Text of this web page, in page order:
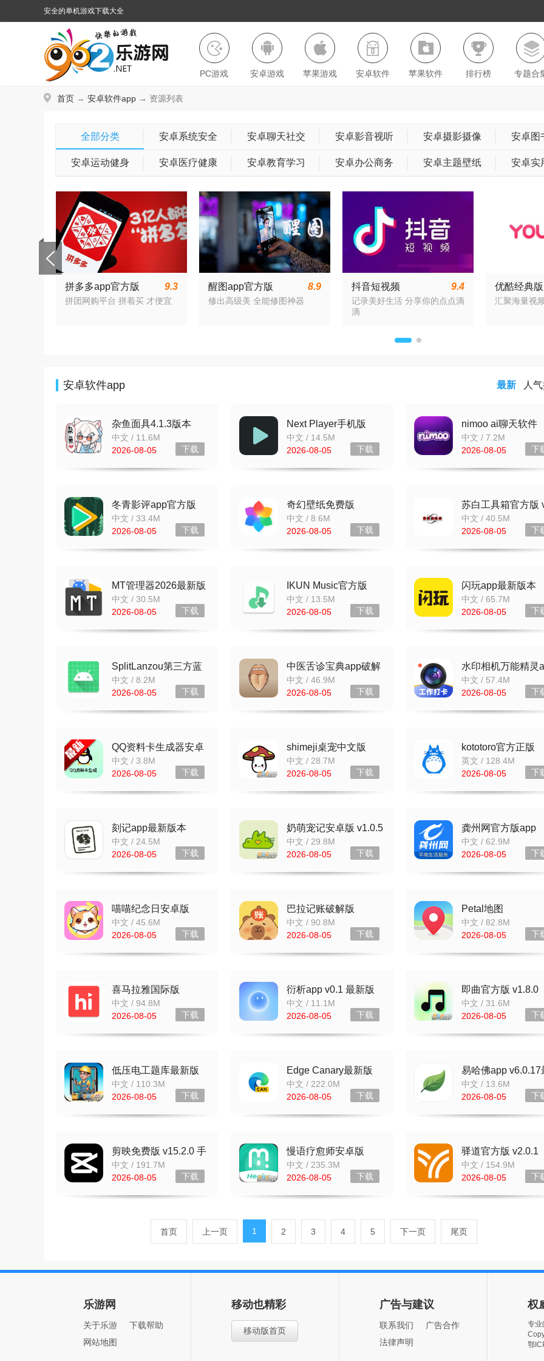
安全的单机游戏下载大全
PC游戏 安卓游戏 苹果游戏 安卓软件 苹果软件 排行榜 专题合
首页 → 安卓软件app → 资源列表
全部分类 安卓系统安全 安卓聊天社交 安卓影音视听 安卓摄影摄像 安卓图
安卓运动健身 安卓医疗健康 安卓教育学习 安卓办公商务 安卓主题壁纸 安卓实
拼多多app官方版
v8.16.0 安卓版
9.3
拼团网购平台 拼着买 才便宜
醒图app官方版
2026v15.0.0 安卓最
新版
8.9
修出高级美 全能修图神器
抖音短视频
appv37.8.0 最新版
9.4
记录美好生活 分享你的点点滴
滴
优酷经典版
版
汇聚海量视
安卓软件app 最新 人
杂鱼面具4.1.3版本
v4.1.3
中文 / 11.6M
2026-08-05
下载
Next Player手机版
v0.17.4
中文 / 14.5M
2026-08-05
下载
nimoo ai聊天软件
v1.0.0
中文 / 7.2M
2026-08-05
下
冬青影评app官方版
v6.8.2
中文 / 33.4M
2026-08-05
下载
奇幻壁纸免费版
v1.3.1.0 最新版
中文 / 8.6M
2026-08-05
下载
苏白工具箱官方版
中文 / 40.5M
2026-08-05
下
MT管理器2026最新版
v2.26.8安卓版
中文 / 30.5M
2026-08-05
下载
IKUN Music官方版
v1.7.6 最新版
中文 / 13.5M
2026-08-05
下载
闪玩app最新版本
v2.9.5
中文 / 65.7M
2026-08-05
下
SplitLanzou第三方蓝
奏云app v1.8.1-fix 最
新版本
中文 / 8.2M
2026-08-05
下载
中医舌诊宝典app破解
版 v1.0.4 去广告版
中文 / 46.9M
2026-08-05
下载
水印相机万能精灵
v1.0
中文 / 57.4M
2026-08-05
下
QQ资料卡生成器安卓
版 v1.0 去广告版
中文 / 3.8M
2026-08-05
下载
shimeji桌宠中文版
v9.8.0
中文 / 28.7M
2026-08-05
下载
kototoro官方正版
v1.9.1
英文 / 128.4M
2026-08-05
下
刻记app最新版本
v1.2.8
中文 / 24.5M
2026-08-05
下载
奶萌宠记安卓版 v1.0.5
中文 / 29.8M
2026-08-05
下载
龚州网官方版app
v6.0.0 最新版
中文 / 62.9M
2026-08-05
下
喵喵纪念日安卓版
v9.9.8 最新版
中文 / 45.6M
2026-08-05
下载
巴拉记账破解版
v1.0.27.27.250516 最
新版
中文 / 90.8M
2026-08-05
下载
Petal地图
v4.7.0.311(001)最
中文 / 82.8M
2026-08-05
下
喜马拉雅国际版
Himalaya v2.43.0安卓
版
中文 / 94.8M
2026-08-05
下载
衍析app v0.1 最新版
中文 / 11.1M
2026-08-05
下载
即曲官方版 v1.8.0
中文 / 31.6M
2026-08-05
下
低压电工题库最新版
v1.6.0
中文 / 110.3M
2026-08-05
下载
Edge Canary最新版
v153.0.4197.0
中文 / 222.0M
2026-08-05
下载
易哈佛app v6.0.17
新版
中文 / 13.6M
2026-08-05
下
剪映免费版 v15.2.0 手
机版
中文 / 191.7M
2026-08-05
下载
慢语疗愈师安卓版
v2.0.6
中文 / 235.3M
2026-08-05
下载
驿道官方版 v2.0.1
中文 / 154.9M
2026-08-05
下
首页 上一页 1 2 3 4 5 下一页 尾页
乐游网
关于乐游
下载帮助
网站地图
移动也精彩
移动版首页
广告与建议
联系我们
广告合作
法律声明
权
专业
鄂